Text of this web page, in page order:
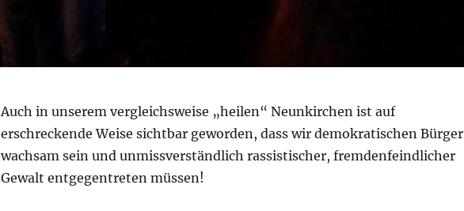
Auch in unserem vergleichsweise „heilen“ Neunkirchen ist auf
erschreckende Weise sichtbar geworden, dass wir demokratischen Bürger
wachsam sein und unmissverständlich rassistischer, fremdenfeindlicher
Gewalt entgegentreten müssen!